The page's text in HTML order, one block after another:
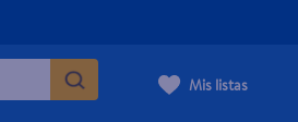
Mis listas